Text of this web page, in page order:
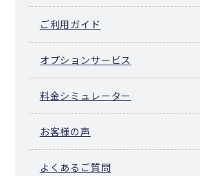
ご利用ガイド
オプションサービス
料金シミュレーター
お客様の声
よくあるご質問